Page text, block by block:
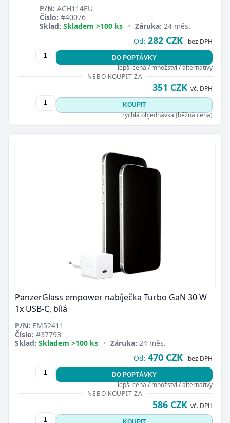
P/N: ACH114EU
Číslo: #40076
Sklad: Skladem >100 ks • Záruka: 24 měs.
Od: 282 CZK bez DPH
DO POPTÁVKY
lepší cena / množství / alternativy
NEBO KOUPIT ZA
351 CZK vč. DPH
KOUPIT
rychlá objednávka (běžná cena)
PanzerGlass empower nabíječka Turbo GaN 30 W
1x USB-C, bílá
P/N: EM52411
Číslo: #37793
Sklad: Skladem >100 ks • Záruka: 24 měs.
Od: 470 CZK bez DPH
DO POPTÁVKY
lepší cena / množství / alternativy
NEBO KOUPIT ZA
586 CZK vč. DPH